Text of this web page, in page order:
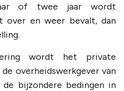
of twee jaar wordt
over en weer bevalt, dan
wordt het private
overheidswerkgever van
de bijzondere bedingen in